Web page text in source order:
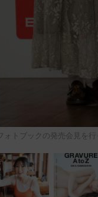
フォトブックの発売会見を